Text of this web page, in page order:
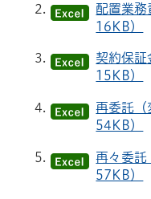
配置業務
16KB）
契約保証
15KB）
再委託（
54KB）
再々委託
57KB）